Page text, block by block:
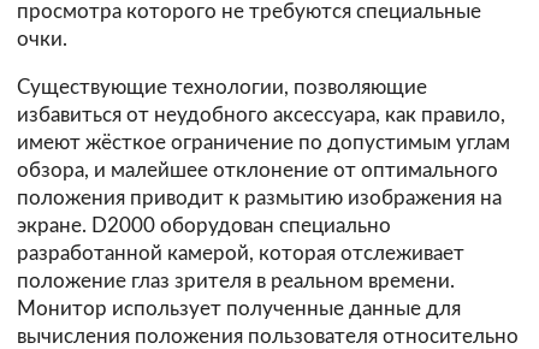
просмотра которого не требуются специальные
очки.
Существующие технологии, позволяющие
избавиться от неудобного аксессуара, как правило,
имеют жёсткое ограничение по допустимым углам
обзора, и малейшее отклонение от оптимального
положения приводит к размытию изображения на
экране. D2000 оборудован специально
разработанной камерой, которая отслеживает
положение глаз зрителя в реальном времени.
Монитор использует полученные данные для
вычисления положения пользователя относительно